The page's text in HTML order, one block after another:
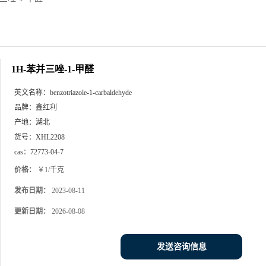
1H-苯并三唑-1-甲醛
英文名称： benzotriazole-1-carbaldehyde
品牌： 鑫红利
产地： 湖北
货号： XHL2208
cas： 72773-04-7
价格： ￥1/千克
发布日期： 2023-08-11
更新日期： 2026-08-08
发送咨询信息